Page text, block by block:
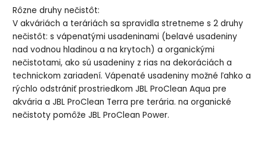
Rôzne druhy nečistôt:
V akváriách a teráriách sa spravidla stretneme s 2 druhy
nečistôt: s vápenatými usadeninami (belavé usadeniny
nad vodnou hladinou a na krytoch) a organickými
nečistotami, ako sú usadeniny z rias na dekoráciách a
technickom zariadení. Vápenaté usadeniny možné ľahko a
rýchlo odstrániť prostriedkom JBL ProClean Aqua pre
akvária a JBL ProClean Terra pre terária. na organické
nečistoty pomôže JBL ProClean Power.